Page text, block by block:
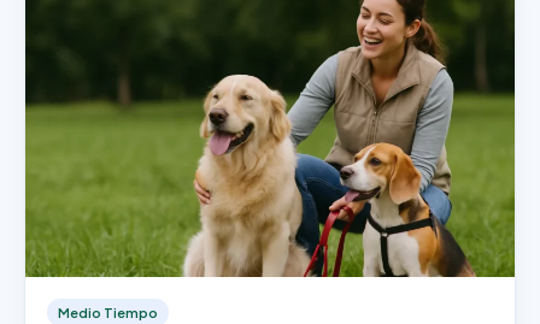
Medio Tiempo